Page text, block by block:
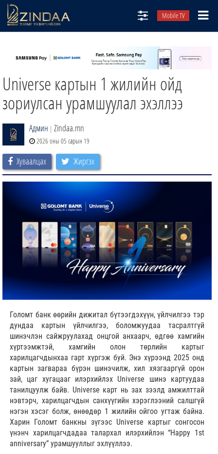
Mobile TV
ТВ8
ӨГЛӨӨНИЙ СОНИН
ЗИНДАА СЭТГҮҮЛ
Universe картын 1 жилийн ойд
зориулсан урамшуулал эхэллээ
Админ | Zindaa.mn
2026 оны 05 сарын 19
Хуваалцах Жиргэх
Голомт банк өөрийн дижитал бүтээгдэхүүн, үйлчилгээ тэр
дундаа картын үйлчилгээ, боломжуудаа тасралтгүй
шинэчлэн сайжруулахад онцгой анхаарч, өдгөө хамгийн
хүртээмжтэй, хамгийн олон төрлийн картыг
харилцагчдынхаа гарт хүргэж буй. Энэ хүрээнд 2025 онд
картын загвараа бүрэн шинэчилж, хил хязгааргүй орон
зай, цаг хугацааг илэрхийлэх Universe шинэ картуудаа
танилцуулж байв. Universe карт нь зах зээлд амжилттай
нэвтэрч, харилцагчдын санхүүгийн хэрэглээний салшгүй
нэгэн хэсэг болж, өнөөдөр 1 жилийн ойгоо угтаж байна.
Харин Голомт банкны зүгээс Universe картыг сонгосон
үнэнч харилцагчдадаа талархал илэрхийлэн “Happy 1st
anniversary” урамшууллыг эхлүүллээ.